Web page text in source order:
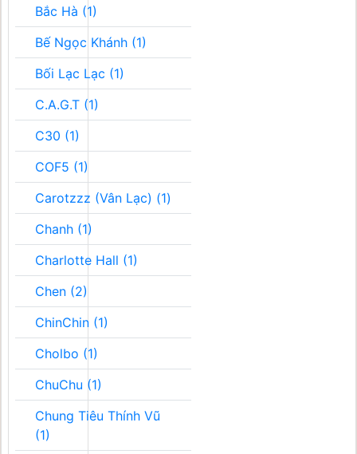
Bắc Hà (1)
Bế Ngọc Khánh (1)
Bối Lạc Lạc (1)
C.A.G.T (1)
C30 (1)
COF5 (1)
Carotzzz (Vân Lạc) (1)
Chanh (1)
Charlotte Hall (1)
Chen (2)
ChinChin (1)
Cholbo (1)
ChuChu (1)
Chung Tiêu Thính Vũ
(1)